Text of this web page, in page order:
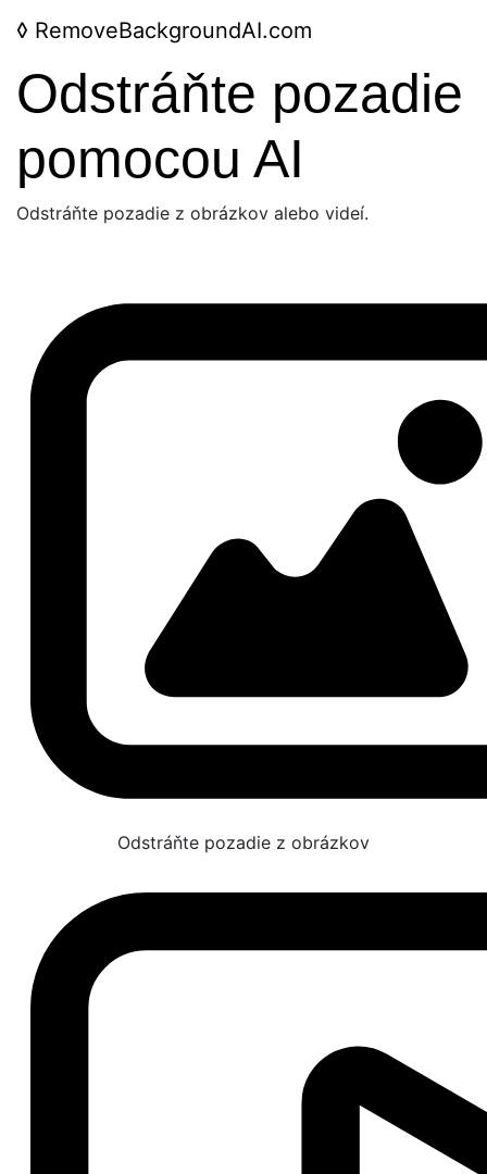
◊ RemoveBackgroundAI.com
Odstráňte pozadie
pomocou AI
Odstráňte pozadie z obrázkov alebo videí.
Odstráňte pozadie z obrázkov